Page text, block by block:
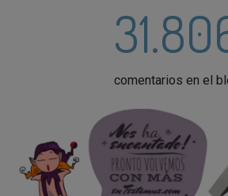
comentarios en el